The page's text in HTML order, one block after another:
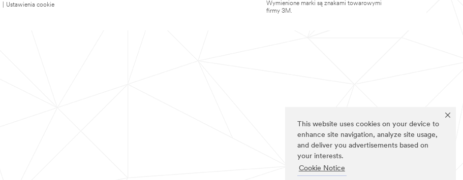
This website uses cookies on your device to
enhance site navigation, analyze site usage,
and deliver you advertisements based on
your interests.
Cookie Notice
Ustawienia cookie
Wymienione marki są znakami towarowymi
firmy 3M.